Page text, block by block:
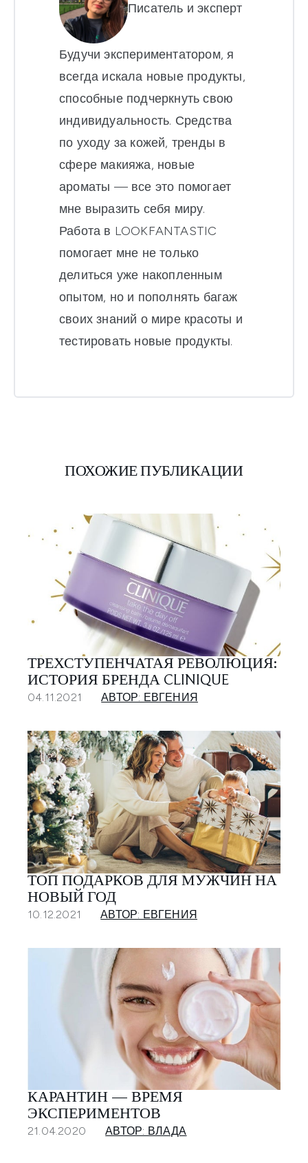
Писатель и эксперт
Будучи экспериментатором, я
всегда искала новые продукты,
способные подчеркнуть свою
индивидуальность. Средства
по уходу за кожей, тренды в
сфере макияжа, новые
ароматы — все это помогает
мне выразить себя миру.
Работа в LOOKFANTASTIC
помогает мне не только
делиться уже накопленным
опытом, но и пополнять багаж
своих знаний о мире красоты и
тестировать новые продукты.
ПОХОЖИЕ ПУБЛИКАЦИИ
ТРЕХСТУПЕНЧАТАЯ РЕВОЛЮЦИЯ:
ИСТОРИЯ БРЕНДА CLINIQUE
04.11.2021 АВТОР: ЕВГЕНИЯ
ТОП ПОДАРКОВ ДЛЯ МУЖЧИН НА
НОВЫЙ ГОД
10.12.2021 АВТОР: ЕВГЕНИЯ
КАРАНТИН — ВРЕМЯ
ЭКСПЕРИМЕНТОВ
21.04.2020 АВТОР: ВЛАДА